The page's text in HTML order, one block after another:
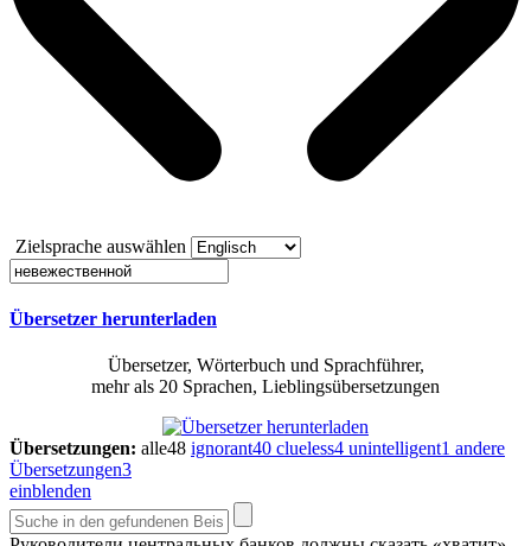
Zielsprache auswählen
Übersetzer herunterladen
Übersetzer, Wörterbuch und Sprachführer,
mehr als 20 Sprachen, Lieblingsübersetzungen
Übersetzungen: alle48 ignorant40 clueless4 unintelligent1 andere
Übersetzungen3
einblenden